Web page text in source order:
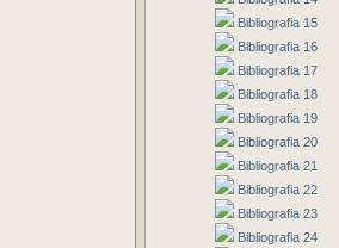
Bibliografia 15
Bibliografia 16
Bibliografia 17
Bibliografia 18
Bibliografia 19
Bibliografia 20
Bibliografia 21
Bibliografia 22
Bibliografia 23
Bibliografia 24